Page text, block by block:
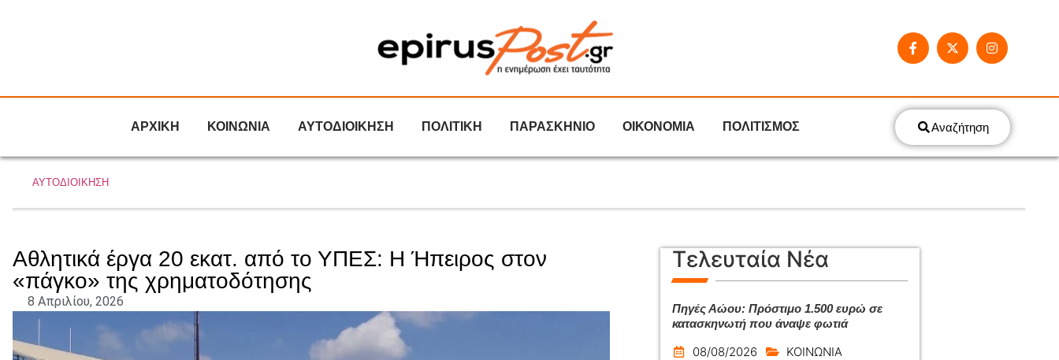
ΑΡΧΙΚΗ ΚΟΙΝΩΝΙΑ ΑΥΤΟΔΙΟΙΚΗΣΗ ΠΟΛΙΤΙΚΗ ΠΑΡΑΣΚΗΝΙΟ ΟΙΚΟΝΟΜΙΑ ΠΟΛΙΤΙΣΜΟΣ Αναζήτηση
ΑΥΤΟΔΙΟΙΚΗΣΗ
Αθλητικά έργα 20 εκατ. από το ΥΠΕΣ: Η Ήπειρος στον
«πάγκο» της χρηματοδότησης
8 Απριλίου, 2026
Τελευταία Νέα
Πηγές Αώου: Πρόστιμο 1.500 ευρώ σε
κατασκηνωτή που άναψε φωτιά
08/08/2026 ΚΟΙΝΩΝΙΑ